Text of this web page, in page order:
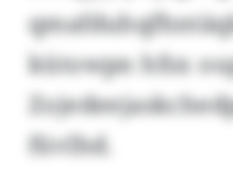
kütowpn hfsx
füvlhd.